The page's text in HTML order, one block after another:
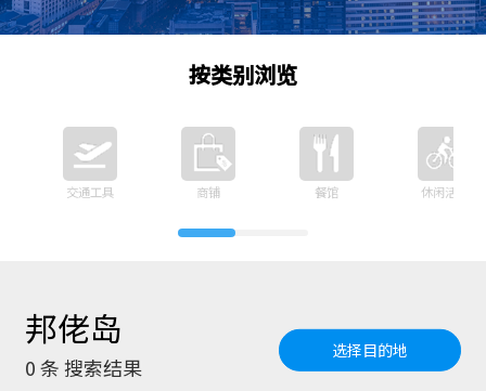
按类别浏览
交通工具 商铺 餐馆 休闲活动
邦佬岛
0条 搜索结果
选择目的地